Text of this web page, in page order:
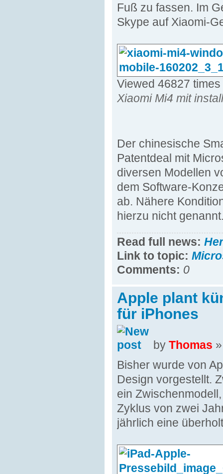
Fuß zu fassen. Im
Skype auf Xiaomi-
Viewed 46827 times
Xiaomi Mi4 mit
Der chinesische
Patentdeal mit
diversen Modellen
dem Software-
ab. Nähere
hierzu nicht
Read full news:
Link to topic:
Comments: 0
Apple plant
für iPhones
by Thomas
Bisher wurde von
Design vorgestellt.
ein
Zyklus von zwei
jährlich eine